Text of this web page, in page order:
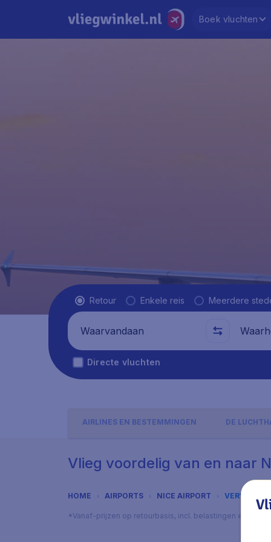
Boek vluchten
Vluchttype
Retour Enkele reis Meerdere
Waarvandaan
Directe vluchten
AIRLINES EN BESTEMMINGEN DE
Vlieg voordelig van en naar
HOME AIRPORTS NICE AIRPORT VERVOER
*Vanaf-prijzen op retourbasis, incl. belastingen en